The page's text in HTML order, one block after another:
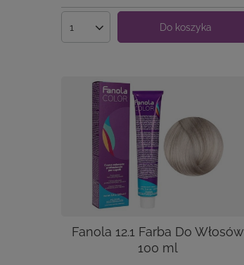
Ilość produktów Do koszyka
Fanola 12.1 Farba Do Włosów
100 ml